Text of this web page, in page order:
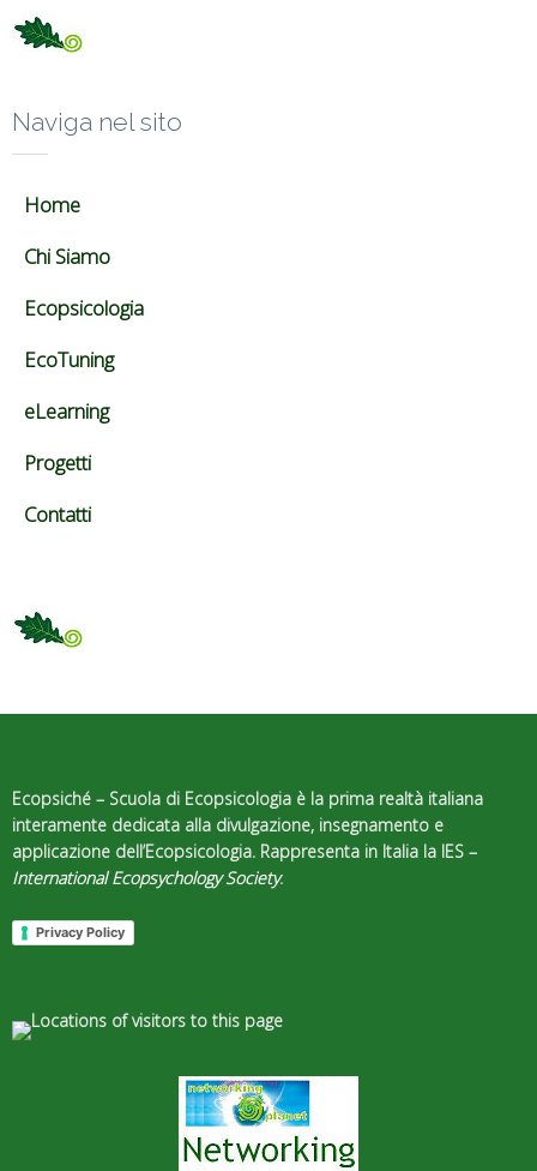
Naviga nel sito
Home
Chi Siamo
Ecopsicologia
EcoTuning
eLearning
Progetti
Contatti
Ecopsiché – Scuola di Ecopsicologia è la prima realtà italiana
interamente dedicata alla divulgazione, insegnamento e
applicazione dell’Ecopsicologia. Rappresenta in Italia la IES –
International Ecopsychology Society.
Privacy Policy